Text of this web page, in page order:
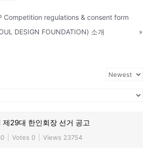
Competition regulations & consent form
DESIGN FOUNDATION) 소개
»
제29대 한인회장 선거 공고
Votes 0 Views 23754